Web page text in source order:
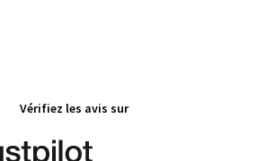
Vérifiez les avis sur